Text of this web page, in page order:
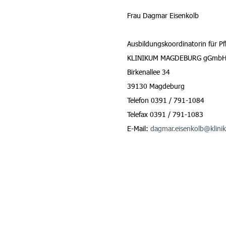
Frau Dagmar Eisenkolb
Ausbildungskoordinatorin für
KLINIKUM MAGDEBURG gGmbH
Birkenallee 34
39130 Magdeburg
Telefon 0391 / 791-1084
Telefax 0391 / 791-1083
E-Mail: